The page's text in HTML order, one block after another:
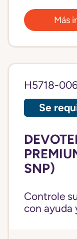
Más
H5718-
Se
SNP)
Controle
con ayuda